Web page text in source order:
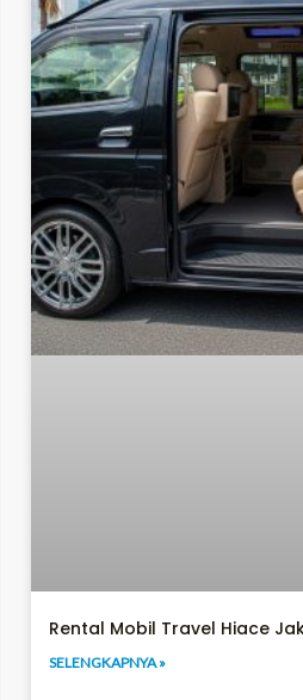
Rental Mobil Travel Hiace
SELENGKAPNYA »